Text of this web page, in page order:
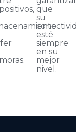
que
su
esté
siempre
en su
mejor
nivel.